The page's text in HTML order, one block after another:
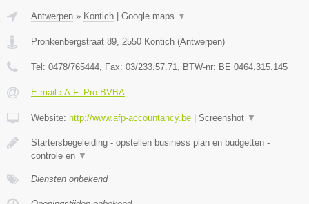
Antwerpen » Kontich | Google maps ▼
Pronkenbergstraat 89 2550 Kontich (Antwerpen)
Tel: 0478/765444 , Fax: 03/233.57.71 , BTW-nr: BE 0464.315.145
E-mail › A.F.-Pro BVBA
Website: http://www.afp-accountancy.be | Screenshot ▼
Startersbegeleiding - opstellen business plan en budgetten -
controle en ▼
Diensten onbekend